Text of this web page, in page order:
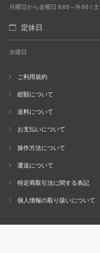
月曜日から金曜日 11:00～19:00 /
定休日
水曜日
ご利用規約
総額について
送料について
お支払いについて
操作方法について
運送について
特定商取引法に関する表記
個人情報の取り扱いについて